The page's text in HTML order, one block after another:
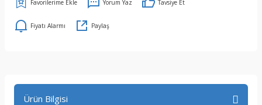
Yorum Yaz Tavsiye Et
Fiyatı Alarmı Paylaş
Ürün Bilgisi